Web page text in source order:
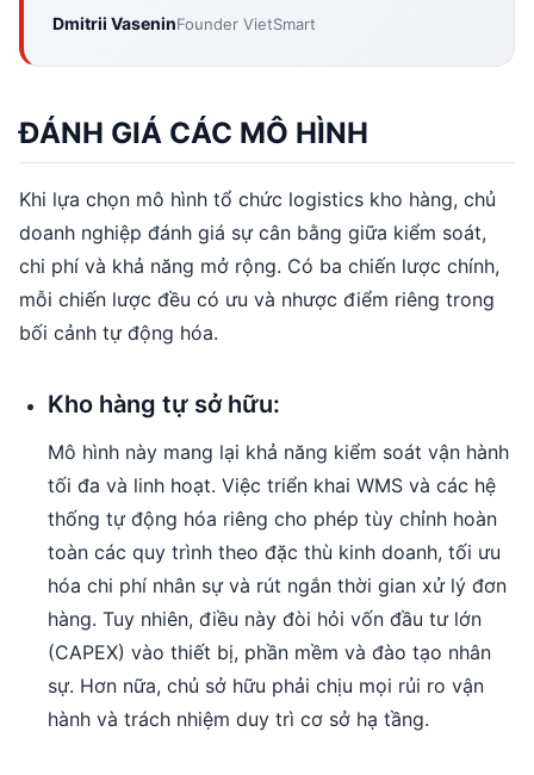
Dmitrii VaseninFounder VietSmart
ĐÁNH GIÁ CÁC MÔ HÌNH
Khi lựa chọn mô hình tổ chức logistics kho hàng, chủ
doanh nghiệp đánh giá sự cân bằng giữa kiểm soát,
chi phí và khả năng mở rộng. Có ba chiến lược chính,
mỗi chiến lược đều có ưu và nhược điểm riêng trong
bối cảnh tự động hóa.
Kho hàng tự sở hữu:
Mô hình này mang lại khả năng kiểm soát vận hành
tối đa và linh hoạt. Việc triển khai WMS và các hệ
thống tự động hóa riêng cho phép tùy chỉnh hoàn
toàn các quy trình theo đặc thù kinh doanh, tối ưu
hóa chi phí nhân sự và rút ngắn thời gian xử lý đơn
hàng. Tuy nhiên, điều này đòi hỏi vốn đầu tư lớn
(CAPEX) vào thiết bị, phần mềm và đào tạo nhân
sự. Hơn nữa, chủ sở hữu phải chịu mọi rủi ro vận
hành và trách nhiệm duy trì cơ sở hạ tầng.